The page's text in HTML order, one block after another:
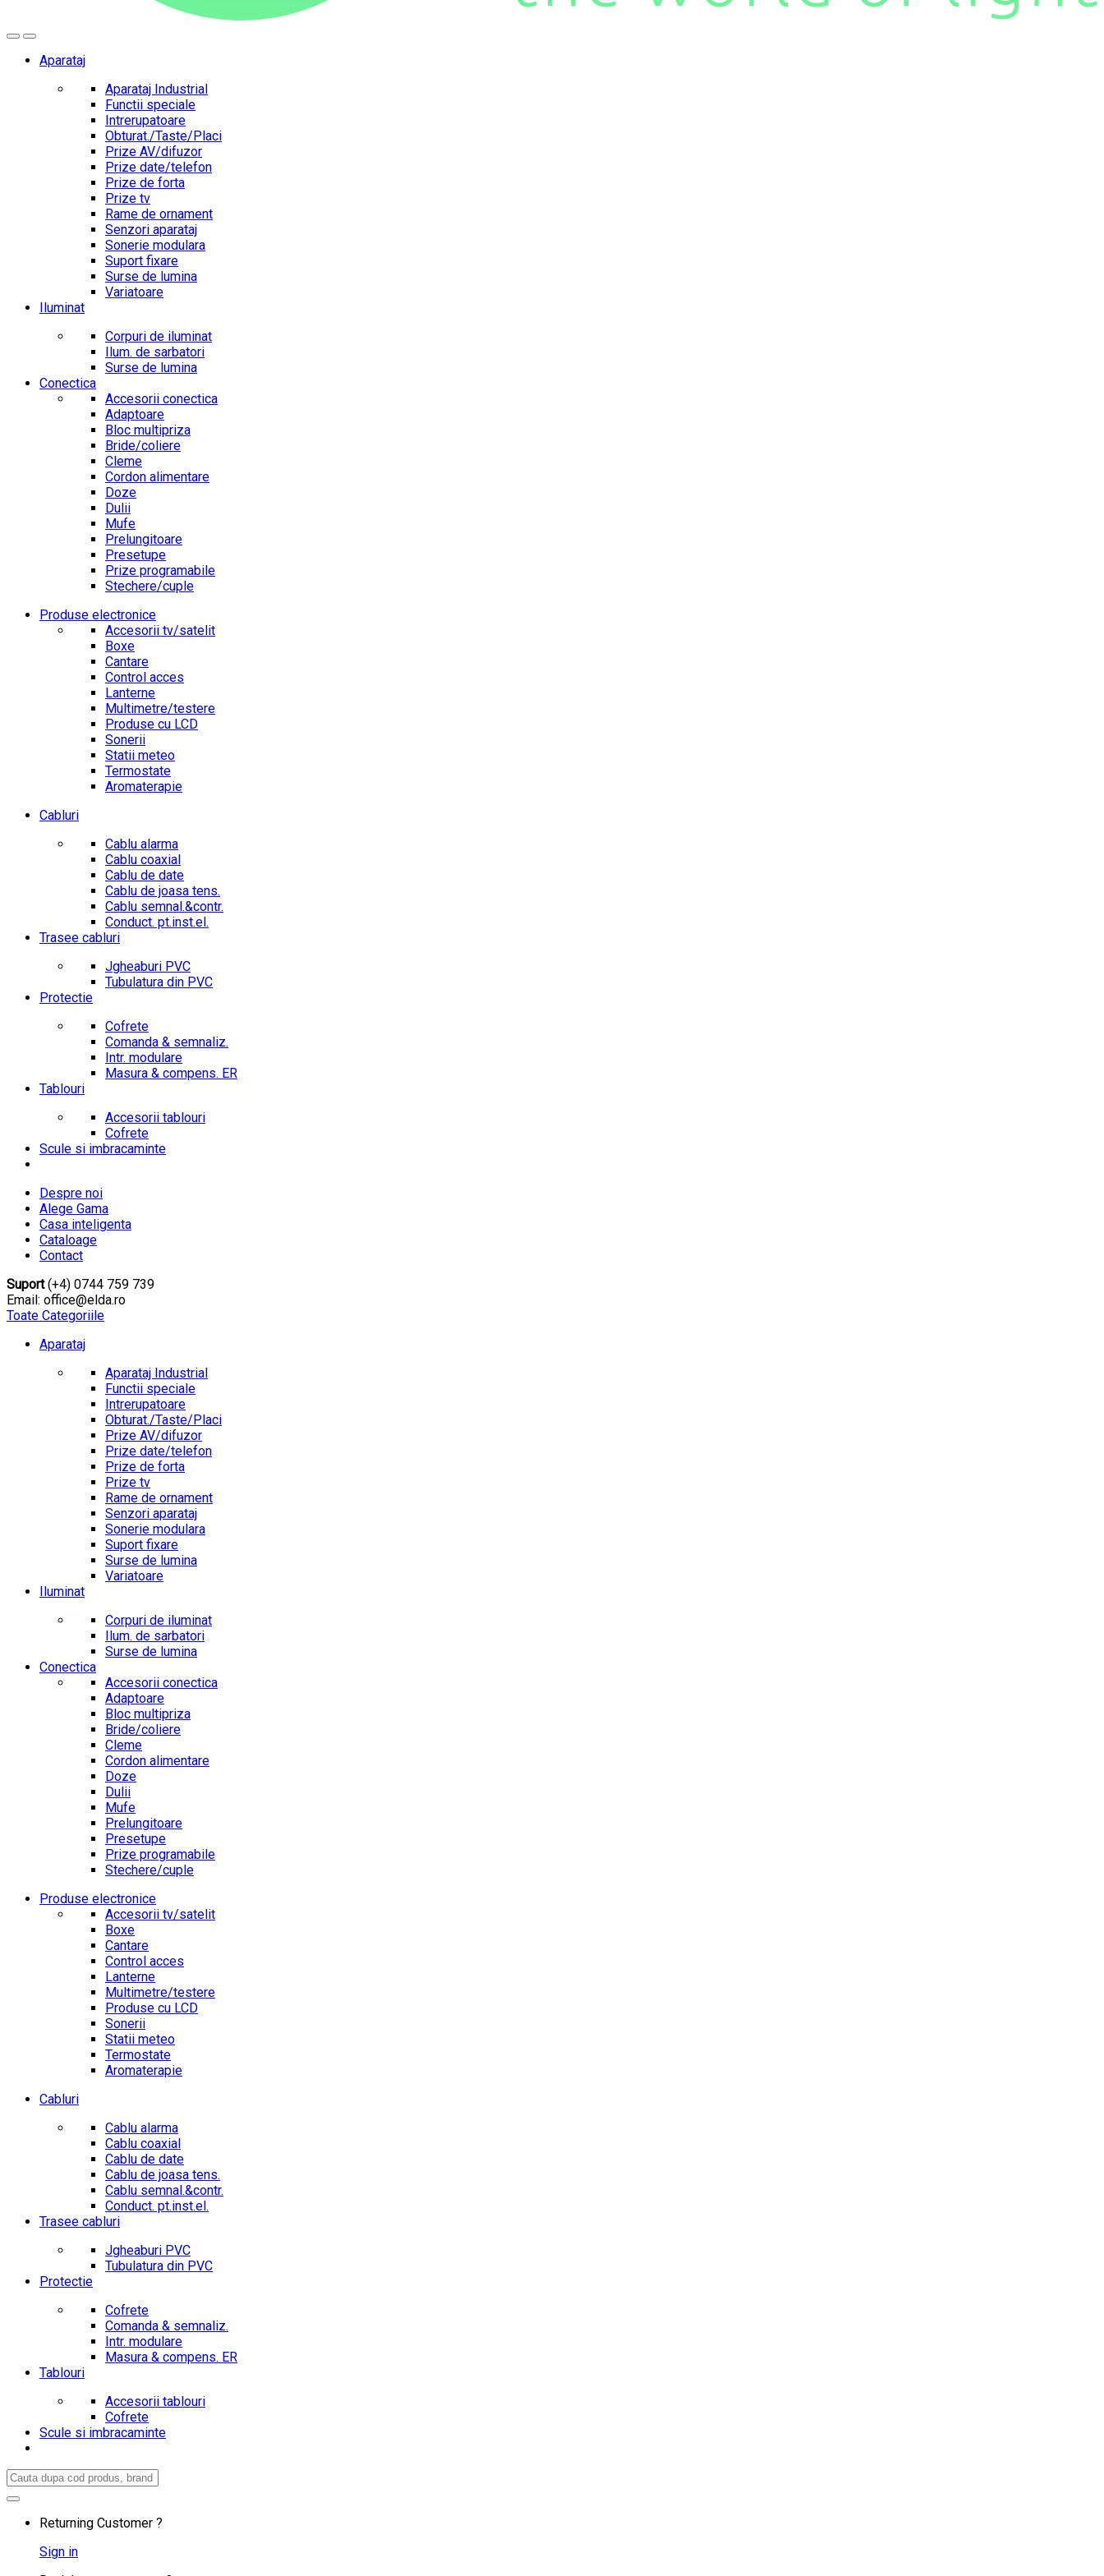
Aparataj
Aparataj Industrial
Functii speciale
Intrerupatoare
Obturat./Taste/Placi
Prize AV/difuzor
Prize date/telefon
Prize de forta
Prize tv
Rame de ornament
Senzori aparataj
Sonerie modulara
Suport fixare
Surse de lumina
Variatoare
Iluminat
Corpuri de iluminat
Ilum. de sarbatori
Surse de lumina
Conectica
Accesorii conectica
Adaptoare
Bloc multipriza
Bride/coliere
Cleme
Cordon alimentare
Doze
Dulii
Mufe
Prelungitoare
Presetupe
Prize programabile
Stechere/cuple
Produse electronice
Accesorii tv/satelit
Boxe
Cantare
Control acces
Lanterne
Multimetre/testere
Produse cu LCD
Sonerii
Statii meteo
Termostate
Aromaterapie
Cabluri
Cablu alarma
Cablu coaxial
Cablu de date
Cablu de joasa tens.
Cablu semnal.&contr.
Conduct. pt.inst.el.
Trasee cabluri
Jgheaburi PVC
Tubulatura din PVC
Protectie
Cofrete
Comanda & semnaliz.
Intr. modulare
Masura & compens. ER
Tablouri
Accesorii tablouri
Cofrete
Scule si imbracaminte
Despre noi
Alege Gama
Casa inteligenta
Cataloage
Contact
Suport(+4) 0744 759 739
Email: office@elda.ro
Toate Categoriile
Aparataj
Aparataj Industrial
Functii speciale
Intrerupatoare
Obturat./Taste/Placi
Prize AV/difuzor
Prize date/telefon
Prize de forta
Prize tv
Rame de ornament
Senzori aparataj
Sonerie modulara
Suport fixare
Surse de lumina
Variatoare
Iluminat
Corpuri de iluminat
Ilum. de sarbatori
Surse de lumina
Conectica
Accesorii conectica
Adaptoare
Bloc multipriza
Bride/coliere
Cleme
Cordon alimentare
Doze
Dulii
Mufe
Prelungitoare
Presetupe
Prize programabile
Stechere/cuple
Produse electronice
Accesorii tv/satelit
Boxe
Cantare
Control acces
Lanterne
Multimetre/testere
Produse cu LCD
Sonerii
Statii meteo
Termostate
Aromaterapie
Cabluri
Cablu alarma
Cablu coaxial
Cablu de date
Cablu de joasa tens.
Cablu semnal.&contr.
Conduct. pt.inst.el.
Trasee cabluri
Jgheaburi PVC
Tubulatura din PVC
Protectie
Cofrete
Comanda & semnaliz.
Intr. modulare
Masura & compens. ER
Tablouri
Accesorii tablouri
Cofrete
Scule si imbracaminte
Search
for:
Returning Customer ?
Sign in